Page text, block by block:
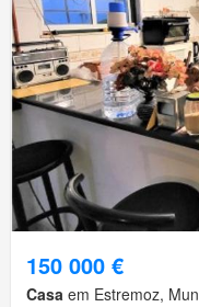
150 000 €
Casa em Estremoz,